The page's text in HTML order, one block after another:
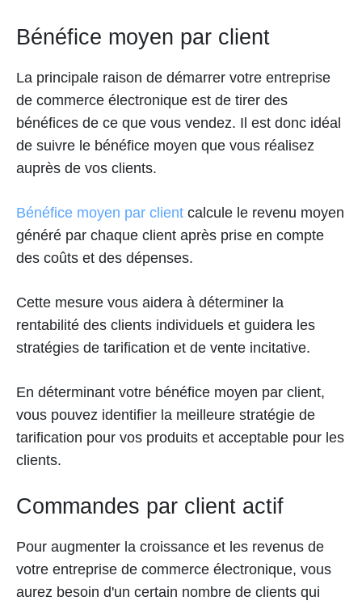
Bénéfice moyen par client
La principale raison de démarrer votre entreprise
de commerce électronique est de tirer des
bénéfices de ce que vous vendez. Il est donc idéal
de suivre le bénéfice moyen que vous réalisez
auprès de vos clients.
Bénéfice moyen par client calcule le revenu moyen
généré par chaque client après prise en compte
des coûts et des dépenses.
Cette mesure vous aidera à déterminer la
rentabilité des clients individuels et guidera les
stratégies de tarification et de vente incitative.
En déterminant votre bénéfice moyen par client,
vous pouvez identifier la meilleure stratégie de
tarification pour vos produits et acceptable pour les
clients.
Commandes par client actif
Pour augmenter la croissance et les revenus de
votre entreprise de commerce électronique, vous
aurez besoin d'un certain nombre de clients qui